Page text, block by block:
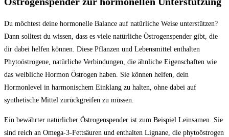
Du ‌möchtest ⁤deine hormonelle Balance⁣ auf ​natürliche Weise ⁤unterstützen?
Dann solltest du ⁢wissen, dass es viele natürliche Östrogenspender gibt, die
dir dabei helfen können. Diese Pflanzen ⁣und ⁢Lebensmittel​ enthalten⁣
Phytoöstrogene, natürliche Verbindungen,‍ die ähnliche Eigenschaften wie
das⁤ weibliche Hormon Östrogen haben. Sie​ können helfen, dein
Hormonlevel‍ in harmonischem​ Einklang zu halten, ohne ⁢dabei auf
‌synthetische Mittel ⁣zurückgreifen zu müssen.
Ein‌ bewährter natürlicher Östrogenspender ist‍ zum Beispiel Leinsamen. Sie
sind reich⁤ an ‍Omega-3-Fettsäuren und enthalten Lignane, die phytoöstrogen